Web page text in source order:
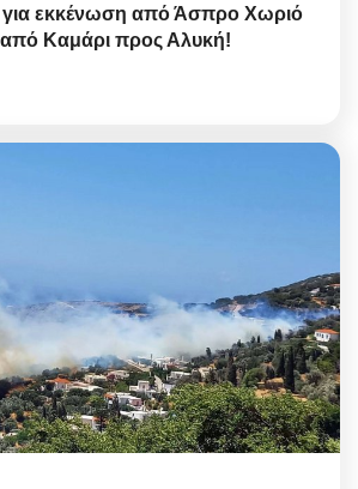
για εκκένωση από Άσπρο Χωριό
Καμάρι προς Αλυκή!